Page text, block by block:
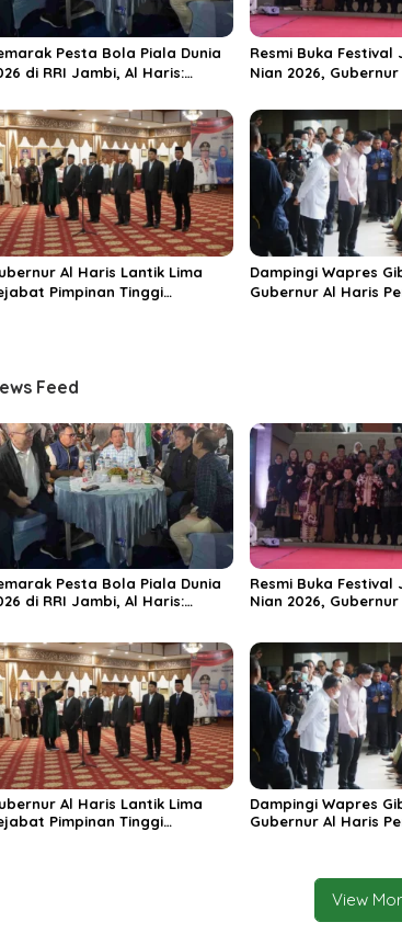
o
s
Pesta Bola Piala Dunia
di RRI Jambi, Al Haris:
Resmi Buka Festival
Nian 2026,
Destinasi Wisata
Unggulan
Al Haris Lantik Lima
Pimpinan Tinggi
Dampingi Wapres
Gubernur Al Haris
Feed
Pesta Bola Piala Dunia
di RRI Jambi, Al Haris:
Resmi Buka Festival
Nian 2026,
Unggulan
Al Haris Lantik Lima
Pimpinan Tinggi
Dampingi Wapres
Gubernur Al Haris
View